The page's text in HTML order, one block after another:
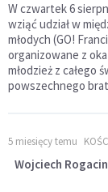
W czwartek 6
wziąć udział w
młodych (GO!
organizowane z
młodzież z całego
powszechnego
5 miesięcy temu
Wojciech